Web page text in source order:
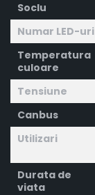
Soclu
Numar LED-uri
Temperatura
culoare
Tensiune
Canbus
Utilizari
Durata de
viata